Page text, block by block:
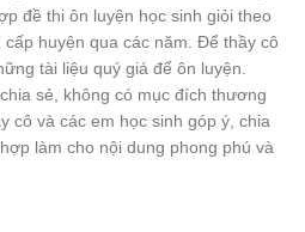
đề thi ôn luyện học sinh giỏi theo
huyện qua các năm. Để thầy cô
tài liệu quý giá để ôn luyện.
sẻ, không có mục đích thương
cô và các em học sinh góp ý, chia
làm cho nội dung phong phú và